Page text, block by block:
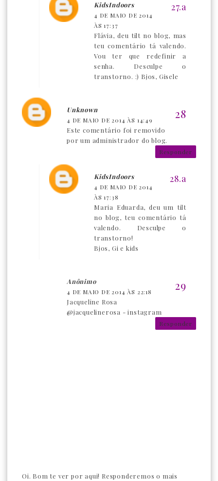
KidsIndoors
4 DE MAIO DE 2014
ÀS 17:37
Flávia, deu tilt no blog, mas
teu comentário tá valendo.
Vou ter que redefinir a
senha. Desculpe o
transtorno. :) Bjos, Gisele
Unknown
4 DE MAIO DE 2014 ÀS 14:49
Este comentário foi removido
por um administrador do blog.
Responder
KidsIndoors
4 DE MAIO DE 2014
ÀS 17:38
Maria Eduarda, deu um tilt
no blog, teu comentário tá
valendo. Desculpe o
transtorno!
Bjos, Gi e kids
Anônimo
4 DE MAIO DE 2014 ÀS 22:18
Jacqueline Rosa
@jacquelinerosa - instagram
Responder
Oi. Bom te ver por aqui! Responderemos o mais